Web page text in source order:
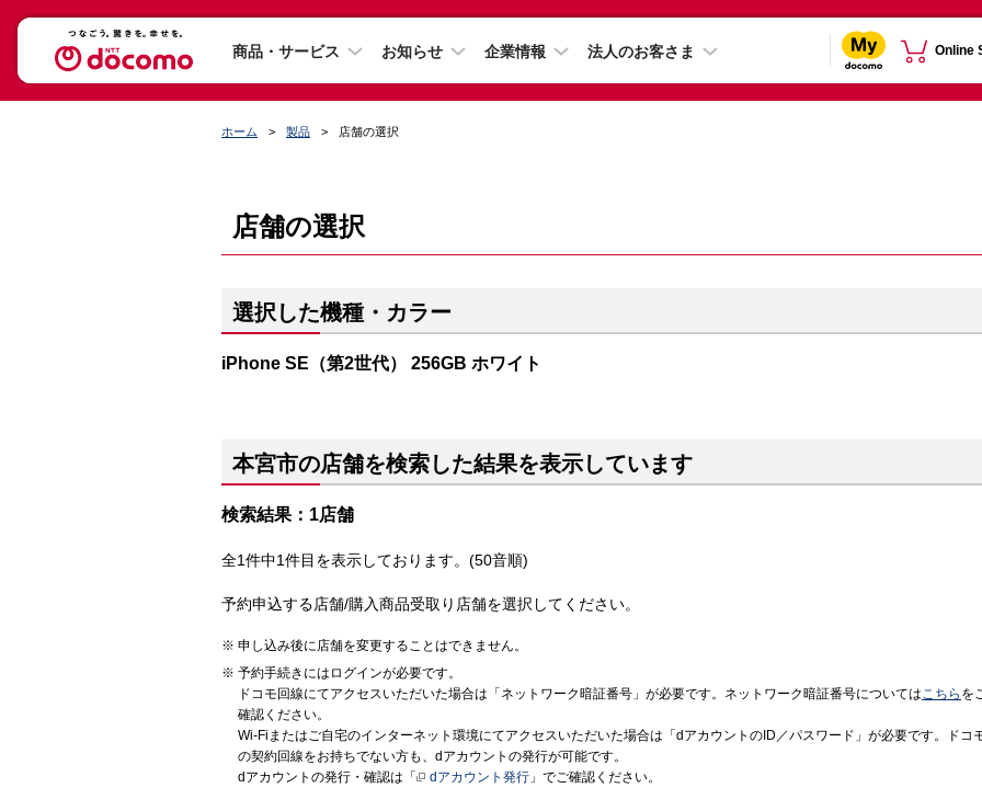
商品・サービス お知らせ 企業情報 法人のお客さま Online
ホーム 製品 店舗の選択
店舗の選択
選択した機種・カラー
iPhone SE（第2世代） 256GB ホワイト
本宮市の店舗を検索した結果を表示しています
検索結果：1店舗
全1件中1件目を表示しております。(50音順)
予約申込する店舗/購入商品受取り店舗を選択してください。
申し込み後に店舗を変更することはできません。
予約手続きにはログインが必要です。
ドコモ回線にてアクセスいただいた場合は「ネットワーク暗証番号」が必要です。ネットワーク暗証番号についてはこちら を
確認ください。
Wi-Fiまたはご自宅のインターネット環境にてアクセスいただいた場合は「dアカウントのID／パスワード」が必要です。ドコ
の契約回線をお持ちでない方も、dアカウントの発行が可能です。
dアカウントの発行・確認は「
dアカウント発行 」でご確認ください。